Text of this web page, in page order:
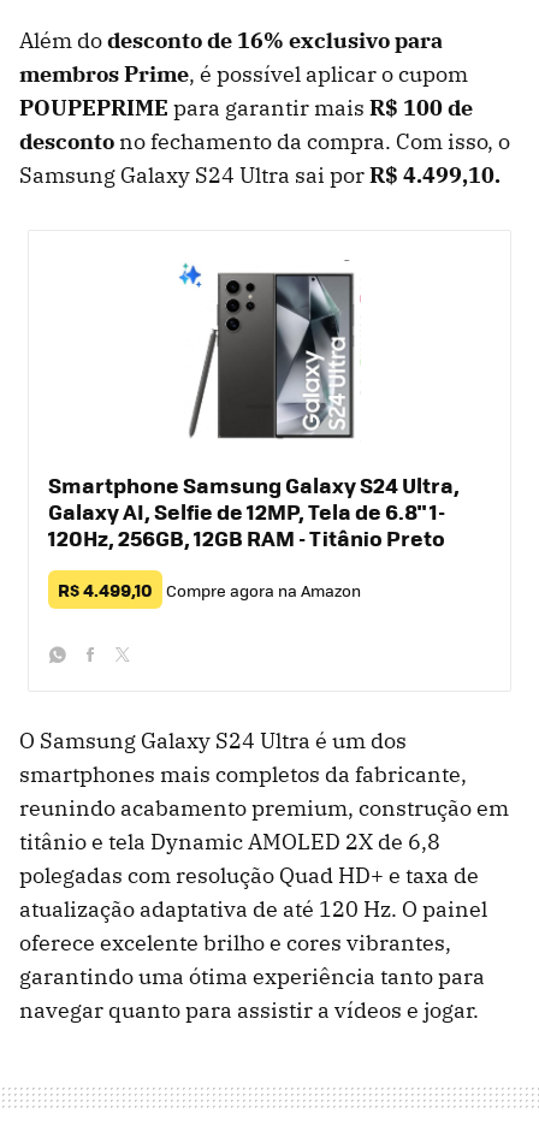
Além dodesconto de 16% exclusivo para
membros Prime, é possível aplicar o cupom
POUPEPRIME para garantir mais R$ 100 de
desconto no fechamento da compra. Com isso, o
Samsung Galaxy S24 Ultra sai porR$ 4.499,10.
Smartphone Samsung Galaxy S24 Ultra,
Galaxy AI, Selfie de 12MP, Tela de 6.8" 1-
120Hz, 256GB, 12GB RAM - Titânio Preto
R$ 4.499,10 Compre agora na Amazon
O Samsung Galaxy S24 Ultra é um dos
smartphones mais completos da fabricante,
reunindo acabamento premium, construção em
titânio e tela Dynamic AMOLED 2X de 6,8
polegadas com resolução Quad HD+ e taxa de
atualização adaptativa de até 120 Hz. O painel
oferece excelente brilho e cores vibrantes,
garantindo uma ótima experiência tanto para
navegar quanto para assistir a vídeos e jogar.